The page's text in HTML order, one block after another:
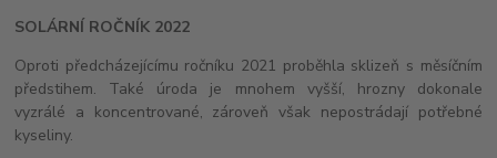
SOLÁRNÍ ROČNÍK 2022
Oproti předcházejícímu ročníku 2021 proběhla sklizeň s měsíčním
předstihem. Také úroda je mnohem vyšší, hrozny dokonale
vyzrálé a koncentrované, zároveň však nepostrádají potřebné
kyseliny.